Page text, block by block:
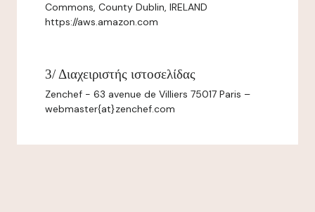
Commons, County Dublin, IRELAND
https://aws.amazon.com
3/ Διαχειριστής ιστοσελίδας
Zenchef - 63 avenue de Villiers 75017 Paris –
webmaster{at}zenchef.com